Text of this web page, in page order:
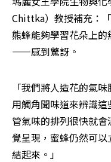
Chittka）教授補充：
熊蜂能夠學習花朵上
——感到驚訝。
「我們將人造花的氣
用觸角聞味道來辨識
管氣味的排列很快就
覺呈現，蜜蜂仍然可
結起來。」